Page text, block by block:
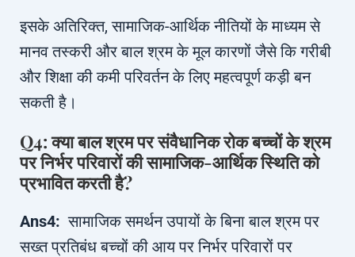
इसके अतिरिक्त, सामाजिक-आर्थिक नीतियों के माध्यम से
मानव तस्करी और बाल श्रम के मूल कारणों जैसे कि गरीबी
और शिक्षा की कमी परिवर्तन के लिए महत्वपूर्ण कड़ी बन
सकती है।
Q4: क्या बाल श्रम पर संवैधानिक रोक बच्चों के श्रम
पर निर्भर परिवारों की सामाजिक-आर्थिक स्थिति को
प्रभावित करती है?
Ans4: सामाजिक समर्थन उपायों के बिना बाल श्रम पर
सख्त प्रतिबंध बच्चों की आय पर निर्भर परिवारों पर